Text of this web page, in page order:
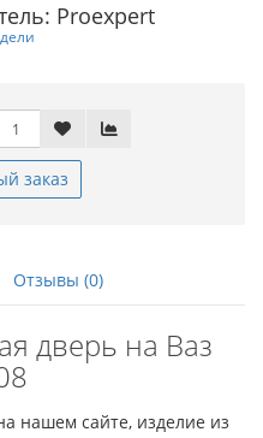
Proexpert
заказ
Отзывы (0)
дверь на Ваз
нашем сайте, изделие из